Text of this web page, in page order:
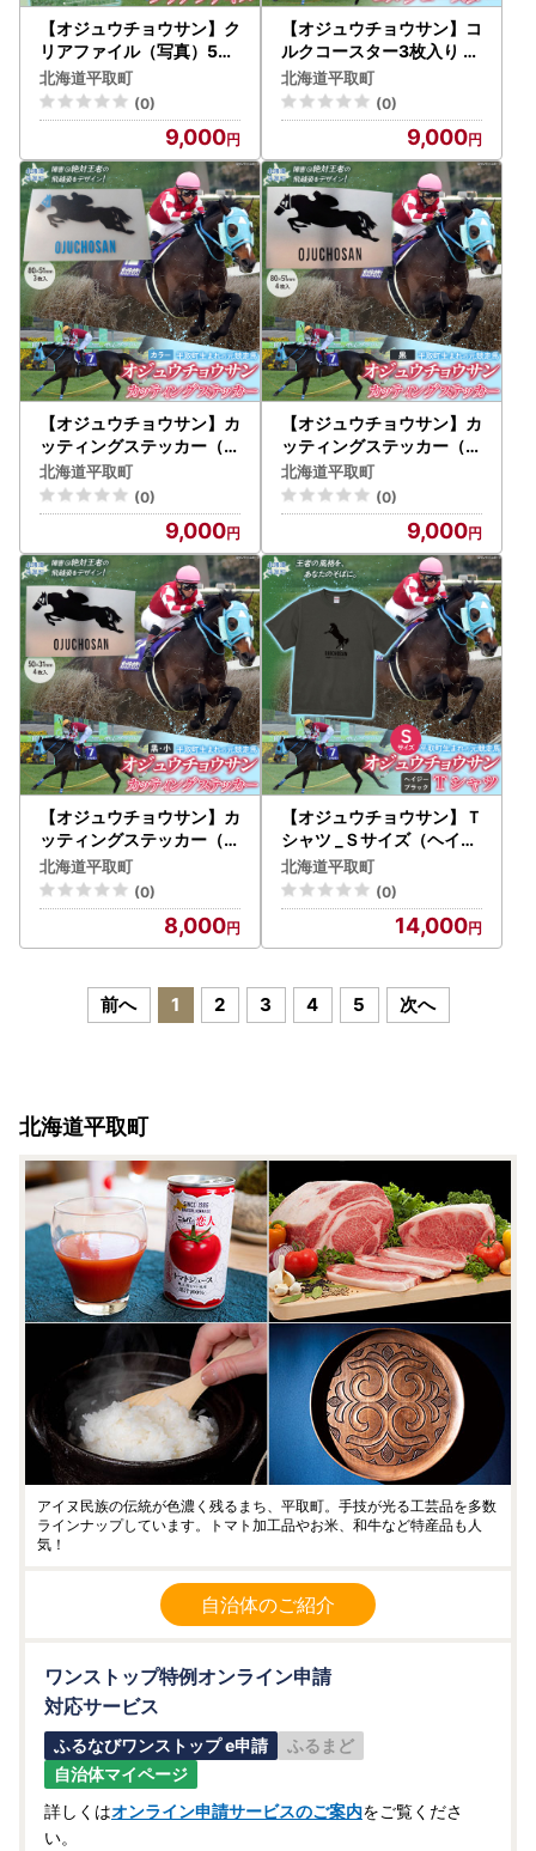
【オジュウチョウサン】ク
リアファイル（写真）5枚
入り BRTV019
北海道平取町
(0)
9,000
【オジュウチョウサン】コ
ルクコースター3枚入り B
RTV020
北海道平取町
(0)
9,000
【オジュウチョウサン】カ
ッティングステッカー（カ
ラー）3枚入り BRTV021
北海道平取町
(0)
9,000
【オジュウチョウサン】カ
ッティングステッカー（黒
）4枚入り BRTV022
北海道平取町
(0)
9,000
【オジュウチョウサン】カ
ッティングステッカー（小
）4枚入り BRTV023
北海道平取町
(0)
8,000
【オジュウチョウサン】Ｔ
シャツ _Ｓサイズ（ヘイジ
北海道平取町
(0)
14,000
前へ 1 2 3 4 5 次へ
北海道平取町
アイヌ民族の伝統が色濃く残るまち、平取町。手技が光る工芸品を多数
ラインナップしています。トマト加工品やお米、和牛など特産品も人
気！
自治体のご紹介
ワンストップ特例オンライン申請
対応サービス
ふるなびワンストップ e申請
ふるまど
自治体マイページ
詳しくはオンライン申請サービスのご案内をご覧くださ
い。